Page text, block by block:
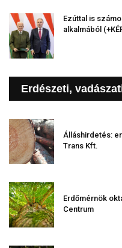
Ezúttal is
alkalmából
Erdészeti,
Álláshirdetés:
Trans Kft.
Erdőmérnök
Centrum